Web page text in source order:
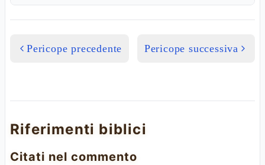
Pericope precedente Pericope successiva
Riferimenti biblici
Citati nel commento